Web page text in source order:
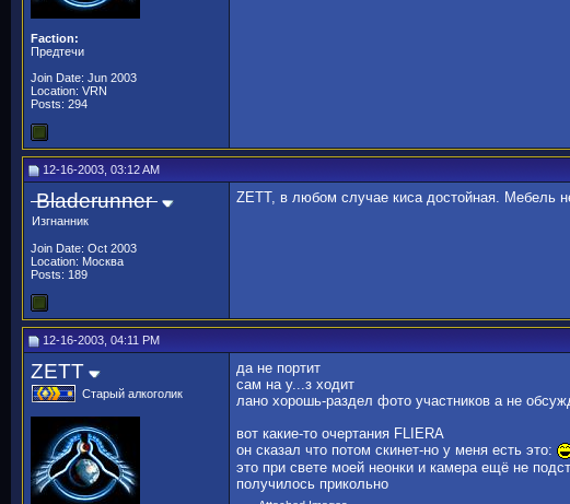
Faction:
Предтечи
Join Date: Jun 2003
Location: VRN
Posts: 294
12-16-2003, 03:12 AM
Bladerunner
Изгнанник
Join Date: Oct 2003
Location: Москва
Posts: 189
ZETT, в любом случае киса достойная. Мебель
12-16-2003, 04:11 PM
ZETT
Старый алкоголик
да не портит
сам на у...з ходит
лано хорошь-раздел фото участников а не
вот какие-то очертания FLIERA
он сказал что потом скинет-но у меня есть это:
это при свете моей неонки и камера ещё не
получилось прикольно